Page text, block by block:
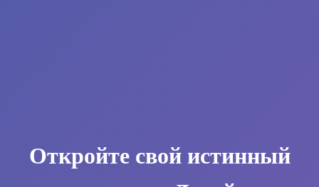
Откройте свой истинный